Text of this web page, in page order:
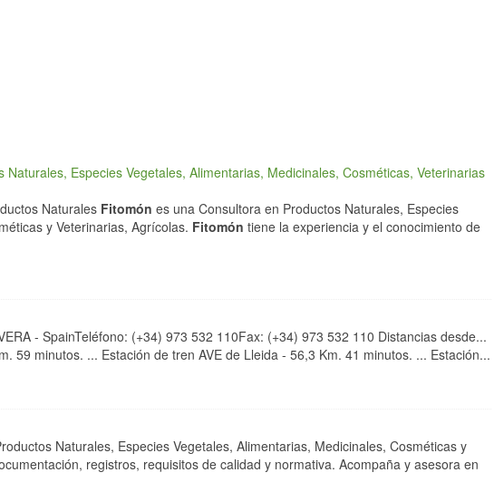
Especies Vegetales, Alimentarias, Medicinales, Cosméticas, Veterinarias
Naturales Fitomón es una Consultora en Productos Naturales, Especies
y Veterinarias, Agrícolas. Fitomón tiene la experiencia y el conocimiento de
- SpainTeléfono: (+34) 973 532 110Fax: (+34) 973 532 110 Distancias desde...
59 minutos. ... Estación de tren AVE de Lleida - 56,3 Km. 41 minutos. ... Estación...
Naturales, Especies Vegetales, Alimentarias, Medicinales, Cosméticas y
registros, requisitos de calidad y normativa. Acompaña y asesora en